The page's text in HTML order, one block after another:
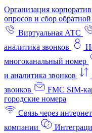
Организация
опросов и сбор обратной
Виртуальная АТС
аналитика звонков
многоканальный номер
и аналитика звонков
звонков
FMC SIM-
городские номера
Связь через интернет
компании